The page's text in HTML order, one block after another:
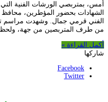
أمس، بمتربصي الورشات الفنية
الشهادات بحضور المؤطرين، محافظ
الفني قرمي جمال. وشهدت مراسم
من طرف المتربصين من جهة،
أكمل القراءة »
شاركها
Facebook
Twitter